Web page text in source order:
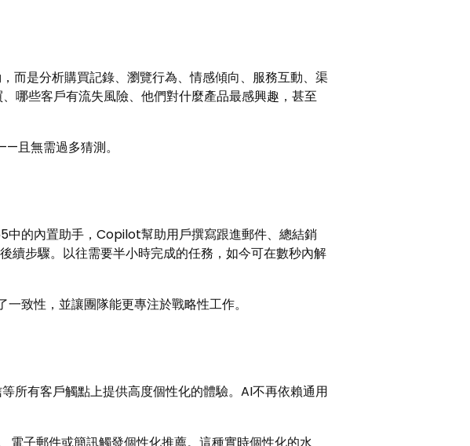
而是分析購買記錄、瀏覽行為、情感傾向、服務互動、渠
哪些客戶有流失風險、他們對什麼產品最感興趣，甚至
且無需過多猜測。
的內置助手，Copilot幫助用戶撰寫跟進郵件、總結銷
續步驟。以往需要半小時完成的任務，如今可在數秒內解
致性，並讓團隊能更專注於戰略性工作。
所有客戶觸點上提供高度個性化的體驗。AI不再依賴通用
電子郵件或簡訊觸發個性化推薦。這種實時個性化的水